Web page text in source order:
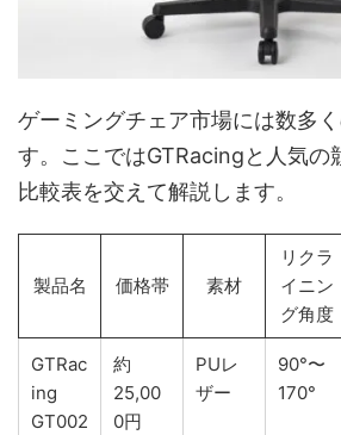
ゲーミングチェア市場には数多
す。ここではGTRacingと人気の
比較表を交えて解説します。
製品名 価格帯 素材
リクラ
イニン
グ角度
GTRac
ing
GT002
約
25,00
0円
PUレ
ザー
90°〜
170°